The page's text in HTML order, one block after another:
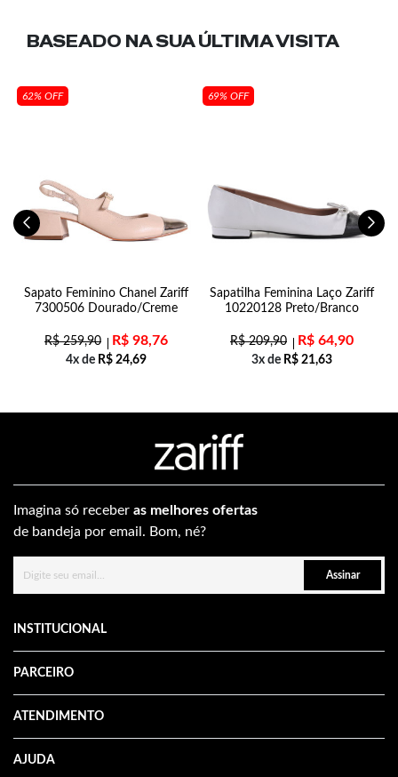
BASEADO NA SUAÚLTIMA VISITA
62% OFF
Sapato Feminino Chanel Zariff
7300506 Dourado/Creme
R$259,90 R$ 98,76
4x de R$ 24,69
69% OFF
Sapatilha Feminina Laço Zariff
10220128 Preto/Branco
R$209,90 R$ 64,90
3x de R$ 21,63
Imagina só receber as melhores ofertas
de bandeja por email. Bom, né?
Assinar
INSTITUCIONAL
PARCEIRO
ATENDIMENTO
AJUDA